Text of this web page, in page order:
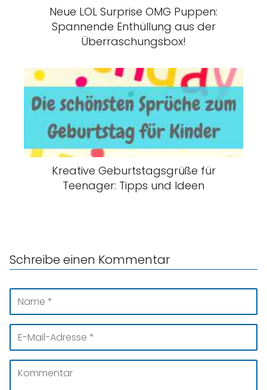
Neue LOL Surprise OMG Puppen:
Spannende Enthüllung aus der
Überraschungsbox!
Kreative Geburtstagsgrüße für
Teenager: Tipps und Ideen
Schreibe einen Kommentar